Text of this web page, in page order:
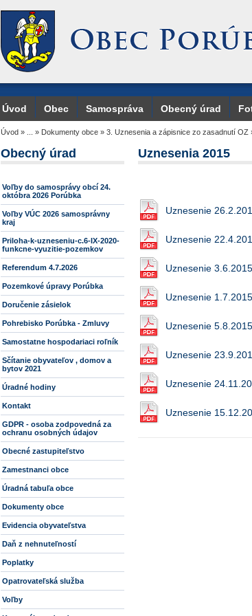
Úvod Obec Samospráva Obecný úrad
Úvod » » Dokumenty obce » 3. Uznesenia a zápisnice zo zasadnutí OZ
Obecný úrad
Voľby do samosprávy obcí 24.
októbra 2026 Porúbka
Voľby VÚC 2026 samosprávny
kraj
Priloha-k-uzneseniu-c.6-IX-2020-
funkcne-vyuzitie-pozemkov
Referendum 4.7.2026
Pozemkové úpravy Porúbka
Doručenie zásielok
Pohrebisko Porúbka - Zmluvy
Samostatne hospodariaci roľník
Sčítanie obyvateľov , domov a
bytov 2021
Úradné hodiny
Kontakt
GDPR - osoba zodpovedná za
ochranu osobných údajov
Obecné zastupiteľstvo
Zamestnanci obce
Úradná tabuľa obce
Dokumenty obce
Evidencia obyvateľstva
Daň z nehnuteľností
Poplatky
Opatrovateľská služba
Voľby
Uznesenia 2015
Uznesenie
Uznesenie
Uznesenie
Uznesenie
Uznesenie
Uznesenie
Uznesenie
Uznesenie